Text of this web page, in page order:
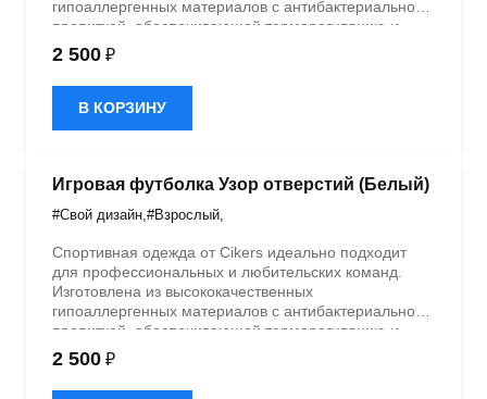
гипоаллергенных материалов с антибактериальной
пропиткой, обеспечивающей терморегуляцию и
быстрое влагоотведение. Одежда обладает
эластичностью в 5 направлениях и стильным
дизайном.
2 500 ₽
В КОРЗИНУ
Игровая футболка Узор отверстий (Белый)
#Свой дизайн #Взрослый
Спортивная одежда от Cikers идеально подходит
для профессиональных и любительских команд.
Изготовлена из высококачественных
гипоаллергенных материалов с антибактериальной
пропиткой, обеспечивающей терморегуляцию и
быстрое влагоотведение. Одежда обладает
эластичностью в 5 направлениях и стильным
дизайном.
2 500 ₽